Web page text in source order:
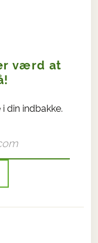
værd at
din indbakke.